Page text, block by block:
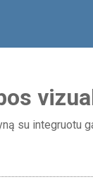
su integruotu